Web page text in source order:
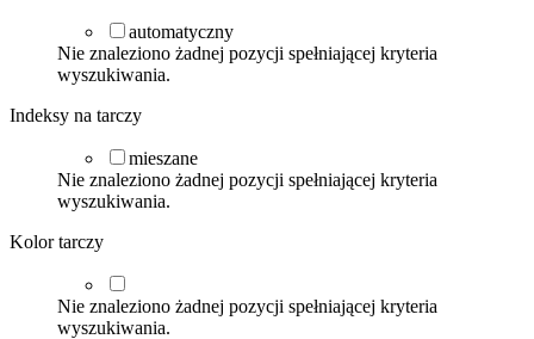
automatyczny
Nie znaleziono żadnej pozycji spełniającej kryteria
wyszukiwania.
Indeksy na tarczy
mieszane
Nie znaleziono żadnej pozycji spełniającej kryteria
wyszukiwania.
Kolor tarczy
Nie znaleziono żadnej pozycji spełniającej kryteria
wyszukiwania.